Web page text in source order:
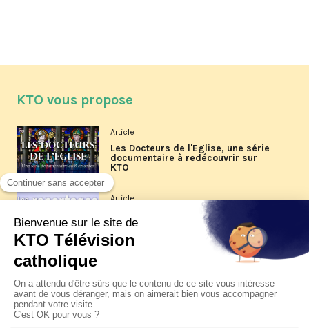
KTO vous propose
Article
Les Docteurs de l'Église, une série
documentaire à redécouvrir sur
KTO
Article
Les reportages d'été 2026 de KTO
La visite pastorale du pape Léon
XIV à Assise à suivre sur KTO le
jeudi 6 août